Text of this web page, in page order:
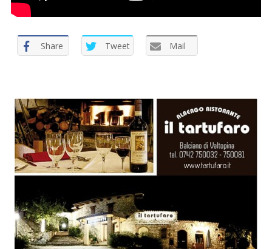
Share Tweet Mail